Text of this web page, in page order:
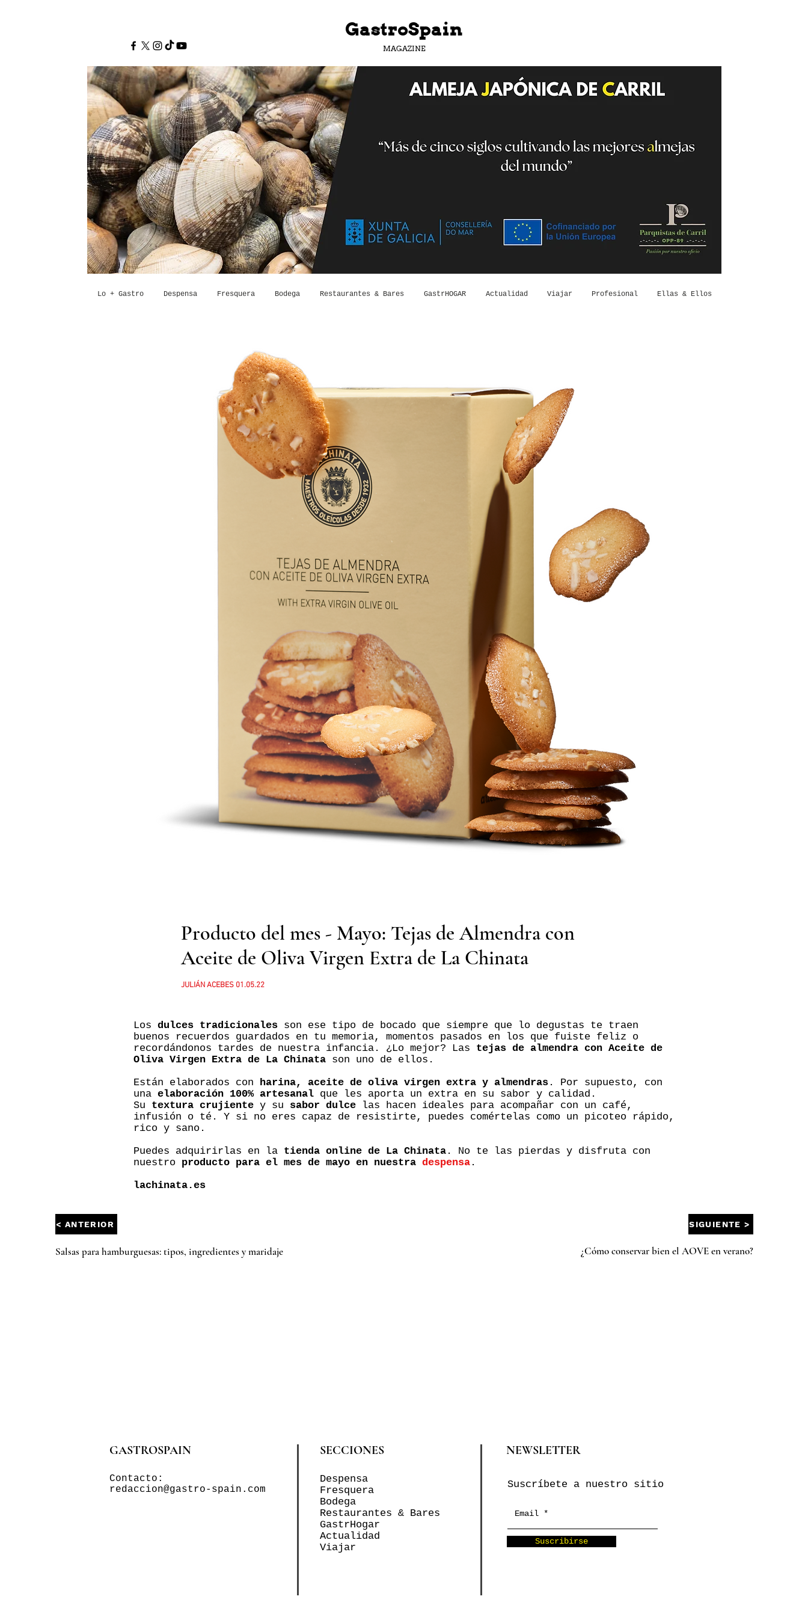
GastroSpain
MAGAZINE
Lo + Gastro Despensa Fresquera Bodega Restaurantes & Bares GastrHOGAR Actualidad Viajar Profesional Ellas & Ellos
Producto del mes - Mayo: Tejas de Almendra con
Aceite de Oliva Virgen Extra de La Chinata
JULIÁN ACEBES 01.05.22
Los dulces tradicionales son ese tipo de bocado que siempre que lo degustas te traen
buenos recuerdos guardados en tu memoria, momentos pasados en los que fuiste feliz o
recordándonos tardes de nuestra infancia. ¿Lo mejor? Las tejas de almendra con Aceite de
Oliva Virgen Extra de La Chinata son uno de ellos.
Están elaborados con harina, aceite de oliva virgen extra y almendras . Por supuesto, con
una elaboración 100% artesanal que les aporta un extra en su sabor y calidad.
Su textura crujiente y su sabor dulce las hacen ideales para acompañar con un café,
infusión o té. Y si no eres capaz de resistirte, puedes comértelas como un picoteo rápido,
rico y sano.
Puedes adquirirlas en la tienda online de La Chinata . No te las pierdas y disfruta con
nuestro producto para el mes de mayo en nuestra despensa .
lachinata.es
< ANTERIOR
Salsas para hamburguesas: tipos, ingredientes y maridaje
SIGUIENTE >
¿Cómo conservar bien el AOVE en verano?
GASTROSPAIN
Contacto:
redaccion@gastro-spain.com
SECCIONES
Despensa
Fresquera
Bodega
Restaurantes & Bares
GastrHogar
Actualidad
Viajar
NEWSLETTER
Suscríbete a nuestro sitio
Suscribirse